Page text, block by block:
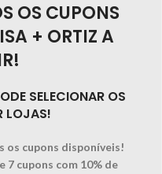
OS CUPONS
+ ORTIZ A
SELECIONAR OS
LOJAS!
os cupons disponíveis!
7 cupons com 10% de